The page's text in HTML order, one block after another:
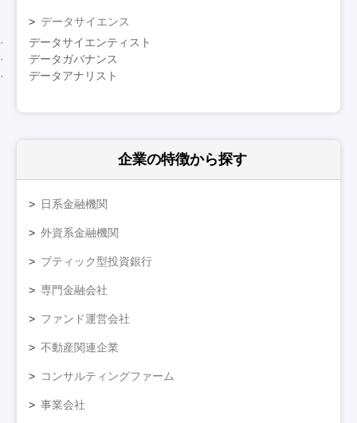
データサイエンス
データサイエンティスト
データガバナンス
データアナリスト
企業の特徴から探す
日系金融機関
外資系金融機関
ブティック型投資銀行
専門金融会社
ファンド運営会社
不動産関連企業
コンサルティングファーム
事業会社